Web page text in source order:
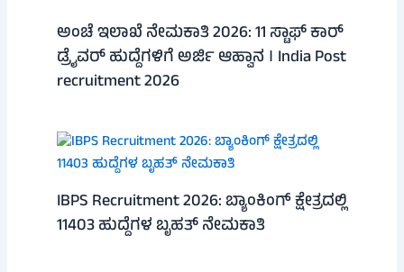
ಅಂಚೆ ಇಲಾಖೆ ನೇಮಕಾತಿ 2026: 11 ಸ್ಟಾಫ್ ಕಾರ್
ಡ್ರೈವರ್ ಹುದ್ದೆಗಳಿಗೆ ಅರ್ಜಿ ಆಹ್ವಾನ । India Post
recruitment 2026
IBPS Recruitment 2026: ಬ್ಯಾಂಕಿಂಗ್ ಕ್ಷೇತ್ರದಲ್ಲಿ
11403 ಹುದ್ದೆಗಳ ಬೃಹತ್ ನೇಮಕಾತಿ